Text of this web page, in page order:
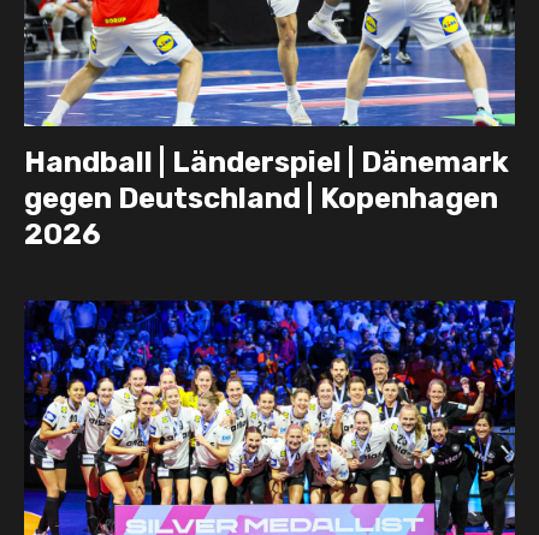
Handball | Länderspiel | Dänemark
gegen Deutschland | Kopenhagen
2026